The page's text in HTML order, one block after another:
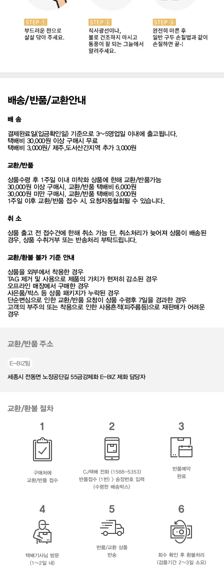
배송/반품/교환안내
배 송
결제완료일(입금확인일) 기준으로 3~5영업일 이내에 출고됩니다.
택배비 30,000원 이상 구매시 무료
택배비 3,000원/ 제주,도서산간지역 추가 3,000원
교환/반품
상품수령 후 1주일 이내 미착화 상품에 한해 교환/반품가능
30,000원 이상 구매시, 교환/반품 택배비 6,000원
30,000원 미만 구매시, 교환/반품 택배비 3,000원
1주일 이후 교환/반품 접수 시, 요청자동철회될 수 있습니다.
취 소
상품 출고 전 접수건에 한해 취소 가능 단, 취소처리가 늦어져 상품이 배송된
경우, 상품 수취거부 또는 반송처리 부탁드립니다.
교환/환불 불가 기준 안내
상품을 외부에서 착용한 경우
TAG 제거 및 사용으로 제품의 가치가 현저히 감소된 경우
오프라인 매장에서 구매한 경우
사은품/박스 등 상품 패키지가 누락된 경우
단순변심으로 인한 교환/반품 요청이 상품 수령후 7일을 경과한 경우
고객의 부주의 또는 착용으로 인한 사용흔적(피주름등)으로 재판매가 어려운
경우
교환/반품 주소
E-BIZ팀
세종시 전동면 노장공단길 55금강제화 E-BIZ 제화 담당자
교환/환불 절차
1
구매처에
교환/반품 접수
2
CJ택배 전화 (1588-5353)
반품접수 (1번) > 송장번호 입력
(수령한 배송박스)
3
반품예약
완료
4
택배기사님 방문
(1~2일 내)
5
반품/교환 상품
반송
6
회수 확인 후 환불처리
(검품기간 2~3일 소요)